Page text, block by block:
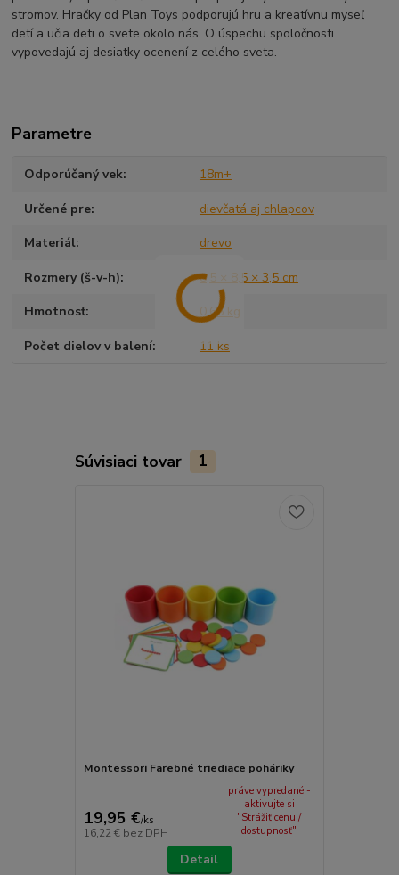
stromov. Hračky od Plan Toys podporujú hru a kreatívnu myseľ
detí a učia deti o svete okolo nás. O úspechu spoločnosti
vypovedajú aj desiatky ocenení z celého sveta.
Parametre
Odporúčaný vek 18m+
Určené pre dievčatá aj chlapcov
Materiál drevo
Rozmery (š-v-h) 8,5 × 8,5 × 3,5 cm
Hmotnosť 0,65 kg
Počet dielov v balení 11 ks
Súvisiaci tovar 1
Montessori Farebné triediace poháriky
19,95 €/ks
16,22 € bez DPH
práve vypredané -
aktivujte si
"Strážiť cenu /
dostupnosť"
Detail